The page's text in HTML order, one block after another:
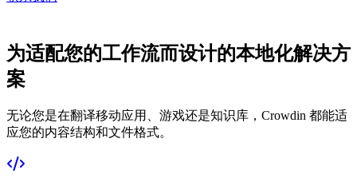
为适配您的工作流而设计的本地化解决方
案
无论您是在翻译移动应用、游戏还是知识库，Crowdin 都能适
应您的内容结构和文件格式。